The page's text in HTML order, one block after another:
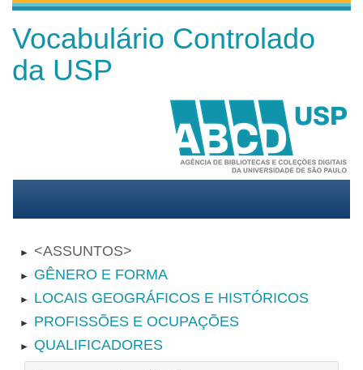
Vocabulário Controlado
da USP
► ASSUNTOS
► GÊNERO E FORMA
► LOCAIS GEOGRÁFICOS E HISTÓRICOS
► PROFISSÕES E OCUPAÇÕES
► QUALIFICADORES